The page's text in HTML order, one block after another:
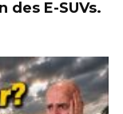
des E-SUVs.